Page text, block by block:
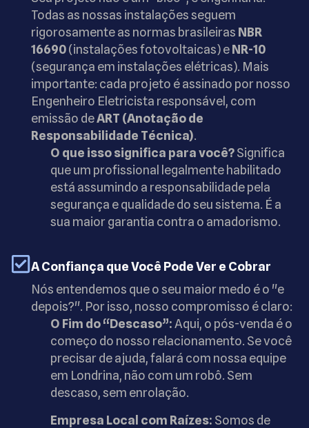
Todas as nossas instalações seguem
rigorosamente as normas brasileiras NBR
16690(instalações fotovoltaicas) eNR-10
(segurança em instalações elétricas). Mais
importante: cada projeto é assinado por nosso
Engenheiro Eletricista responsável, com
emissão deART (Anotação de
Responsabilidade Técnica).
O que isso significa para você?Significa
que um profissional legalmente habilitado
está assumindo a responsabilidade pela
segurança e qualidade do seu sistema. É a
sua maior garantia contra o amadorismo.
A Confiança que Você Pode Ver e Cobrar
Nós entendemos que o seu maior medo é o "e
depois?". Por isso, nosso compromisso é claro:
O Fim do “Descaso”:Aqui, o pós-venda é o
começo do nosso relacionamento. Se você
precisar de ajuda, falará com nossa equipe
em Londrina, não com um robô. Sem
descaso, sem enrolação.
Empresa Local com Raízes: Somos de